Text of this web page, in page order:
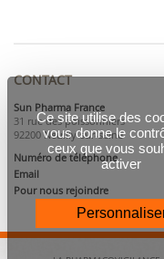
CONTACT
Sun Pharma France
31 rue des poissonniers
92200 Neuilly-sur-seine
Numéro de téléphone
Email
Pour nous rejoindre
Ce site utilise des
vous donne le
ceux que vous
activer